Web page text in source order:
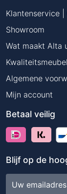
Klantenservice
Showroom
Wat maakt Alta
Algemene
Mijn account
Betaal veilig
Blijf op de
mailadres